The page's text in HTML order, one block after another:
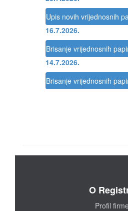
Upis novih vrijednosnih
16.7.2026.
Brisanje vrijednosnih
14.7.2026.
Brisanje vrijednosnih
O
Profil firme